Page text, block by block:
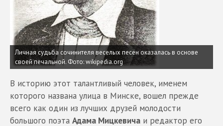
Личная судьба сочинителя веселых песен оказалась в основе
своей печальной. Фото: wikipedia.org
В историю этот талантливый человек, именем
которого названа улица в Минске, вошел прежде
всего как один из лучших друзей молодости
большого поэта Адама Мицкевича и редактор его